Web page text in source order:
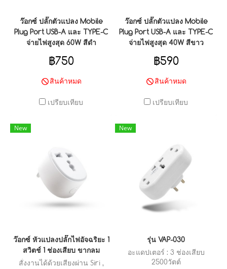
ว๊อกซ์ ปลั๊กตัวแปลง Mobile
Plug Port USB-A และ TYPE-C
จ่ายไฟสูงสุด 60W สีดำ
฿750
สินค้าหมด
เปรียบเทียบ
ว๊อกซ์ ปลั๊กตัวแปลง Mobile
Plug Port USB-A และ TYPE-C
จ่ายไฟสูงสุด 40W สีขาว
฿590
สินค้าหมด
เปรียบเทียบ
New
ว๊อกซ์ หัวแปลงปลั๊กไฟอัจฉริยะ 1
สวิตช์ 1 ช่องเสียบ ขากลม
สั่งงานได้ด้วยเสียงผ่าน Siri ,
New
รุ่น VAP-030
อะแดปเตอร์ : 3 ช่องเสียบ
2500วัตต์